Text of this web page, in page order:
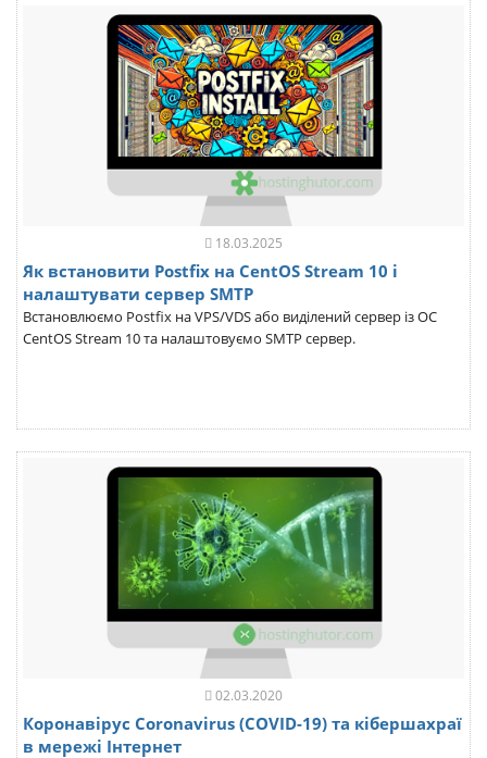
18.03.2025
Як встановити Postfix на CentOS Stream 10 і
налаштувати сервер SMTP
Встановлюємо Postfix на VPS/VDS або виділений сервер із ОС
CentOS Stream 10 та налаштовуємо SMTP сервер.
02.03.2020
Коронавірус Coronavirus (COVID-19) та кібершахраї
в мережі Інтернет